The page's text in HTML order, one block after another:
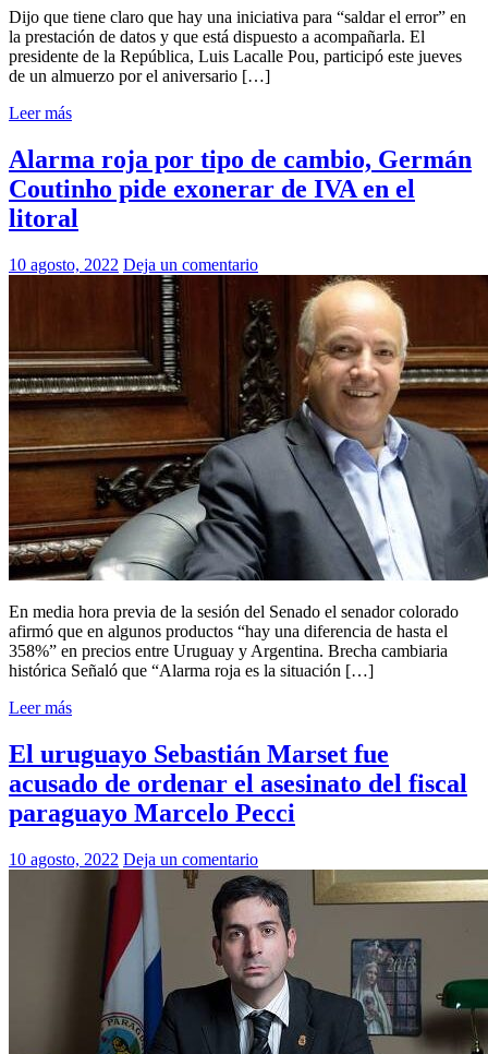
Dijo que tiene claro que hay una iniciativa para “saldar el error” en
la prestación de datos y que está dispuesto a acompañarla. El
presidente de la República, Luis Lacalle Pou, participó este jueves
de un almuerzo por el aniversario […]
Leer más
Alarma roja por tipo de cambio, Germán
Coutinho pide exonerar de IVA en el
litoral
10 agosto, 2022 Deja un comentario
En media hora previa de la sesión del Senado el senador colorado
afirmó que en algunos productos “hay una diferencia de hasta el
358%” en precios entre Uruguay y Argentina. Brecha cambiaria
histórica Señaló que “Alarma roja es la situación […]
Leer más
El uruguayo Sebastián Marset fue
acusado de ordenar el asesinato del fiscal
paraguayo Marcelo Pecci
10 agosto, 2022 Deja un comentario